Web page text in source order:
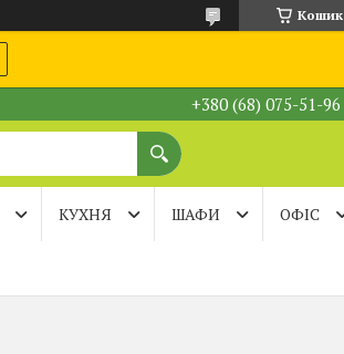
Кошик
+380 (68) 075-51-96
КУХНЯ ШАФИ ОФІС